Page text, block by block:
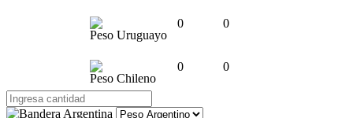
Peso Uruguayo
0 0
Peso Chileno
0 0